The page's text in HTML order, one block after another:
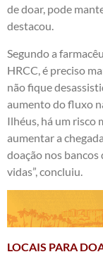
de doar, pode
destacou.
Segundo a
HRCC, é preciso
não fique
aumento do fluxo
Ilhéus, há um risco
aumentar a
doação nos bancos
vidas”, concluiu.
LOCAIS PARA